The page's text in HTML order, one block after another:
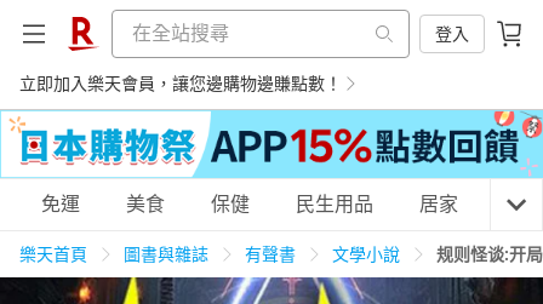
登入
立即加入樂天會員，讓您邊購物邊賺點數！
購物網分類
免運 美食 保健 民生用品 居家 3C
樂天首頁 圖書與雜誌 有聲書 文學小說 规则怪谈:开